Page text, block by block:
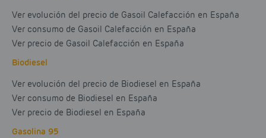
Ver evolución del precio de Gasoil Calefacción en España
Ver consumo de Gasoil Calefacción en España
Ver precio de Gasoil Calefacción en España
Biodiesel
Ver evolución del precio de Biodiesel en España
Ver consumo de Biodiesel en España
Ver precio de Biodiesel en España
Gasolina 95